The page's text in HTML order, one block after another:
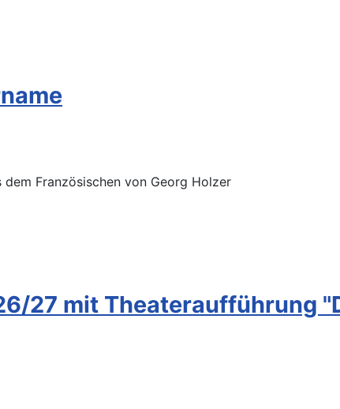
Französischen von Georg Holzer
27 mit Theateraufführung